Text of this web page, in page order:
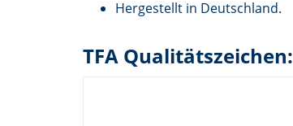
Hergestellt in Deutschland.
TFA Qualitätszeichen: